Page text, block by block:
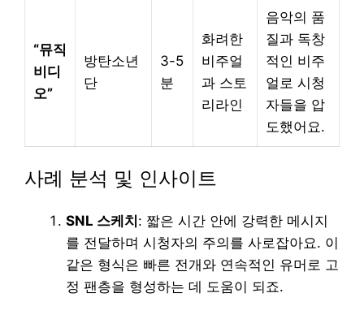
“뮤직
비디
오”
방탄소년
단
3-5
분
화려한
비주얼
과 스토
리라인
음악의 품
질과 독창
적인 비주
얼로 시청
자들을 압
도했어요.
사례 분석 및 인사이트
SNL 스케치 : 짧은 시간 안에 강력한 메시지
를 전달하며 시청자의 주의를 사로잡아요. 이
같은 형식은 빠른 전개와 연속적인 유머로 고
정 팬층을 형성하는 데 도움이 되죠.